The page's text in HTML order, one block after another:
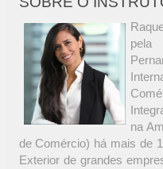
na
de Comércio) há mais de
Exterior de grandes